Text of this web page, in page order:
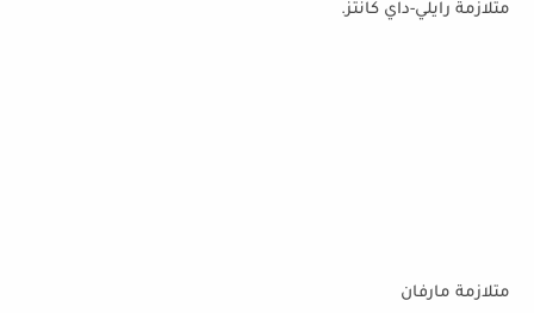
متلازمة رايلي-داي كانتز.
متلازمة مارفان